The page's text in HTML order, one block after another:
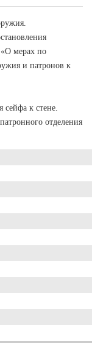
мерах по
и патронов к
сейфа к стене.
отделения